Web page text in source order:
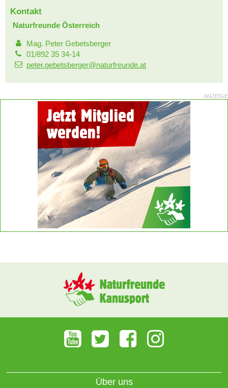
Kontakt
Naturfreunde Österreich
Mag. Peter Gebetsberger
01/892 35 34-14
peter.gebetsberger@naturfreunde.at
ANZEIGE
Über uns